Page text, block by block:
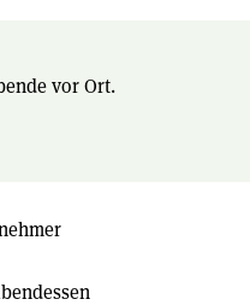
vor Ort.